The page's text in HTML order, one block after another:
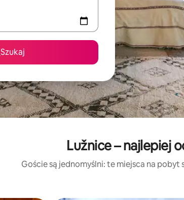
Szukaj
Lužnice – najlepiej
Goście są jednomyślni: te miejsca na